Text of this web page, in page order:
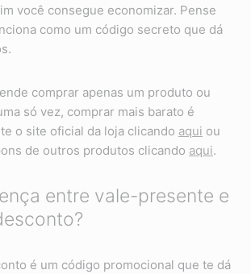
você consegue economizar. Pense
como um código secreto que dá
comprar apenas um produto ou
só vez, comprar mais barato é
o site oficial da loja clicando aqui ou
de outros produtos clicando aqui.
entre vale-presente e
é um código promocional que te dá